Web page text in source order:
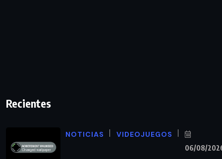
Recientes
NOTICIAS VIDEOJUEGOS
06/08/